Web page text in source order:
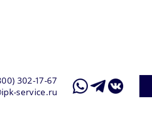
302-17-67
service.ru